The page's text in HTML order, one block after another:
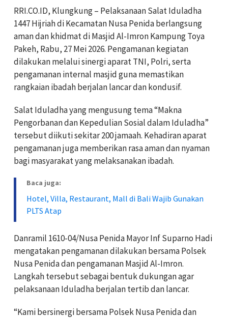
RRI.CO.ID, Klungkung – Pelaksanaan Salat Iduladha
1447 Hijriah di Kecamatan Nusa Penida berlangsung
aman dan khidmat di Masjid Al-Imron Kampung Toya
Pakeh, Rabu, 27 Mei 2026. Pengamanan kegiatan
dilakukan melalui sinergi aparat TNI, Polri, serta
pengamanan internal masjid guna memastikan
rangkaian ibadah berjalan lancar dan kondusif.
Salat Iduladha yang mengusung tema “Makna
Pengorbanan dan Kepedulian Sosial dalam Iduladha”
tersebut diikuti sekitar 200 jamaah. Kehadiran aparat
pengamanan juga memberikan rasa aman dan nyaman
bagi masyarakat yang melaksanakan ibadah.
Baca juga:
Hotel, Villa, Restaurant, Mall di Bali Wajib Gunakan
PLTS Atap
Danramil 1610-04/Nusa Penida Mayor Inf Suparno Hadi
mengatakan pengamanan dilakukan bersama Polsek
Nusa Penida dan pengamanan Masjid Al-Imron.
Langkah tersebut sebagai bentuk dukungan agar
pelaksanaan Iduladha berjalan tertib dan lancar.
“Kami bersinergi bersama Polsek Nusa Penida dan